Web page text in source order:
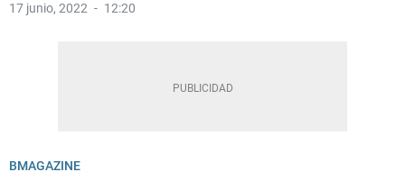
17 junio, 2022 12:20
BMAGAZINE